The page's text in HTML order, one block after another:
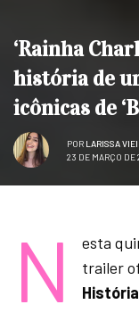
‘Rainha
história de
icônicas de
POR LARISSA
23 DE MARÇO DE
N esta
trailer